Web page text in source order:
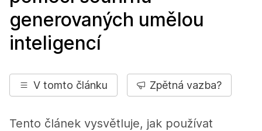
generovaných umělou
inteligencí
V tomto článku Zpětná vazba?
Tento článek vysvětluje, jak používat